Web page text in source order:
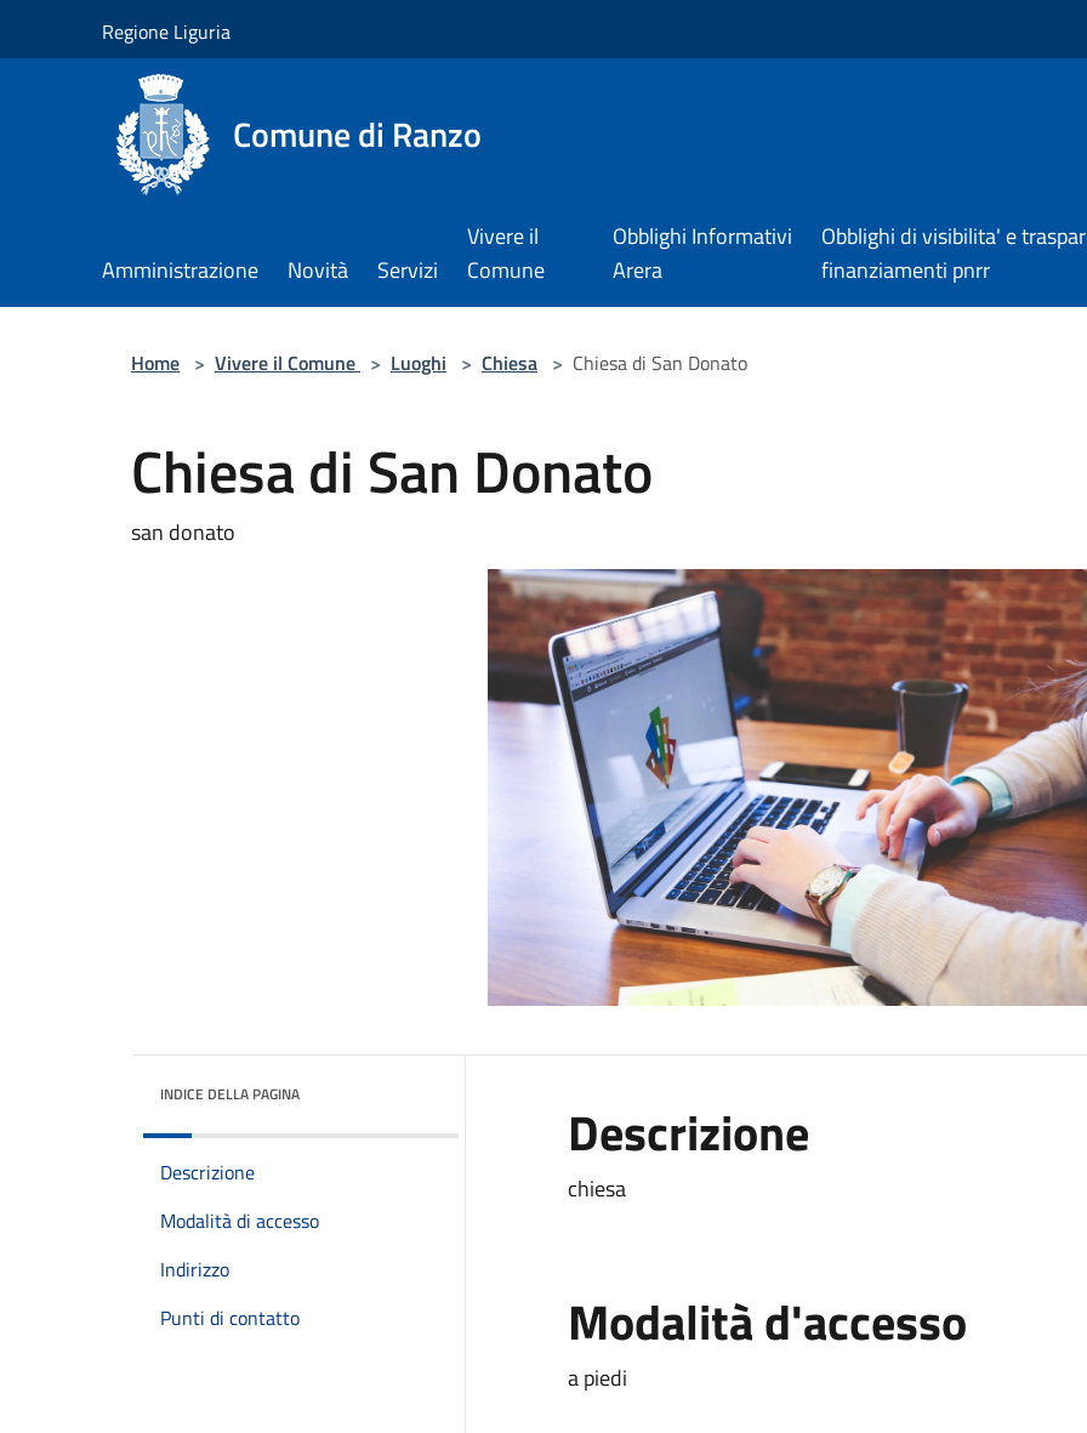
Regione Liguria
Comune di Ranzo
Amministrazione Novità Servizi
Vivere il
Comune
Obblighi Informativi
Arera
Obblighi di visibilita' e
finanziamenti pnrr
Home > Vivere il Comune > Luoghi > Chiesa > Chiesa di San Donato
Chiesa di San Donato
san donato
INDICE DELLA PAGINA
Descrizione
Modalità di accesso
Indirizzo
Punti di contatto
Descrizione
chiesa
Modalità d'accesso
a piedi